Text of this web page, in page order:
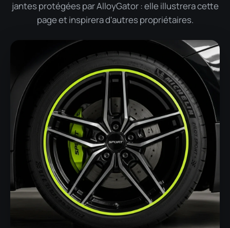
jantes protégées par AlloyGator : elle illustrera cette
page et inspirera d'autres propriétaires.